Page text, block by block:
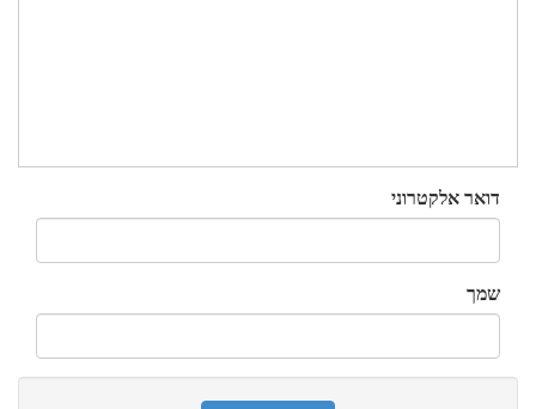
דואר אלקטרוני
שמך